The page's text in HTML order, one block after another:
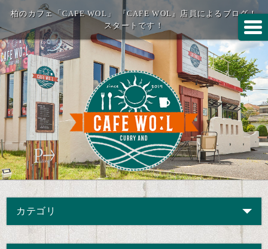
柏のカフェ「CAFE WOL」 『CAFE WOL』店員によるブログ！
スタートです！
カテゴリ